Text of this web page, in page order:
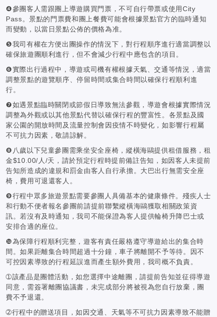
❹參團客人需跟團上導遊購買門票，不可自行帶票或使用City
Pass。景點的門票費和團上餐費可能會根據景點官方的臨時通知
而變動，以當日景點公佈的價格為准。
❺我司有權在方便出團操作的情況下，對行程順序進行適當調整以
確保旅遊團順利進行，但不會減少行程中應包含的項目。
❻實際出行過程中，導遊或司機有權根據天氣、交通等情況，適當
調整景點的遊覽順序、停留時間或集合時間以確保行程順利進
行。
❼如遇景點臨時關閉或節假日導致無法參觀，導遊會根據實際情況
調整為外觀或以其他景點代替以確保行程的豐富性。各景點及國
家公園的開放時間及流量控制會因疫情不時變化，如影響行程屬
不可抗力因素，敬請諒解。
❽八歲以下兒童參團需乘坐安全座椅，縱橫海鷗提供租借服務，租
金$10.00/人/天，請於預定行程時提前備註告知，如因客人未提前
告知所造成的違規和罰金由客人自行承擔。大巴出行無需安全座
椅，費用可退還客人。
❾行程中眾多旅遊景點需要參團人具備基本的健康條件。殘疾人士
和行動不便者報名參團前請提前聯繫縱橫海鷗獲取相關政策資
訊。若沒有及時通知，我司不能保證為客人提供輪椅升降巴士或
安排合適的座位。
❿為保障行程順利完整，遊客有責任嚴格遵守導遊給出的集合時
間。如果距離集合時間超過十分鐘，車子將離開不予等待。因不
可控因素導致的行程延誤進而產生額外費用，我司概不負責。
➀該產品是團體活動，如您選擇中途離團，請提前告知並征得導遊
同意，需簽署離團協議書，未完成部分將被視為您自行放棄，團
費不予退還。
➁行程中的贈送項目，如因交通、天氣等不可抗力因素導致不能贈